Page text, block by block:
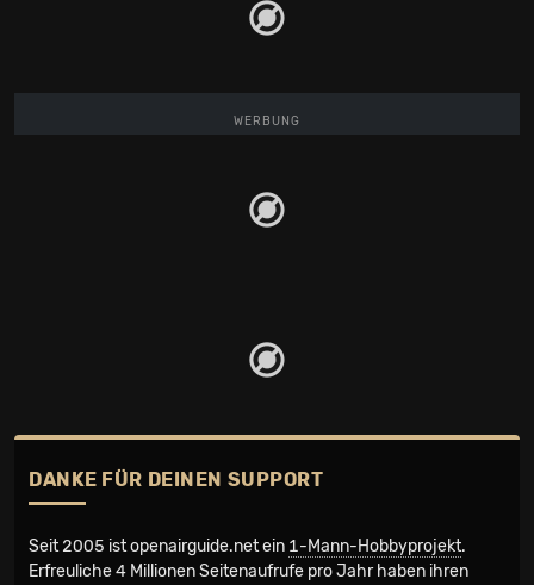
WERBUNG
DANKE FÜR DEINEN SUPPORT
Seit 2005 ist openairguide.net ein 1-Mann-Hobbyprojekt.
Erfreuliche 4 Millionen Seiten­aufrufe pro Jahr haben ihren